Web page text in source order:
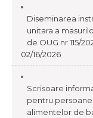
Diseminarea
unitara a
de OUG nr.115/
02/16/2026
Scrisoare
pentru
alimentelor de